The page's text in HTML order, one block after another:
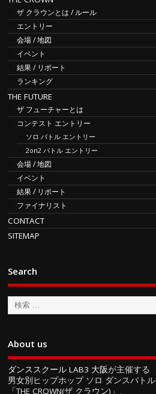
ザ クラウンとは / ルール
エントリー
会場 / 地図
イベント
結果 / リポート
ランキング
THE FUTURE
ザ フューチャーとは
コンテスト エントリー
ソロ バトル エントリー
2on2 バトル エントリー
会場 / 地図
イベント
結果 / リポート
ファイナリスト
CONTACT
SITEMAP
Search
About us
ダンススクール LAB3 大阪が主催する
男女別ヒップホップ ソロ ダンスバトル
「THE CROWN(ザ クラウン)」、